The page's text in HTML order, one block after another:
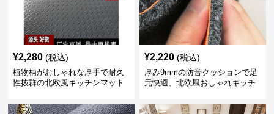
¥2,280 (税込)
植物柄がおしゃれな厚手で耐久
性抜群の北欧風キッチンマット
¥2,220 (税込)
厚み9mmの防音クッションで足
元快適、北欧風おしゃれキッチ